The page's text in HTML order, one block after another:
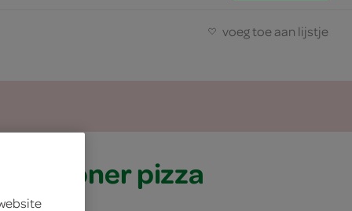
voeg toe aan lijstje
döner pizza